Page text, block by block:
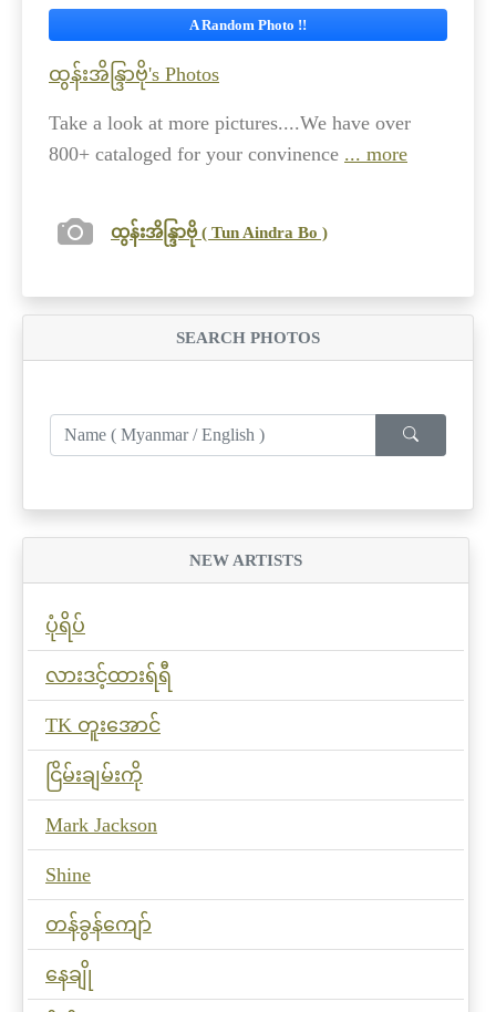
A Random Photo !!
ထွန်းအိန္ဒြာဗို's Photos
Take a look at more pictures....We have over
800+ cataloged for your convinence ... more
ထွန်းအိန္ဒြာဗို ( Tun Aindra Bo )
SEARCH PHOTOS
NEW ARTISTS
ပုံရိပ်
လားဒင့်ထားရ်ရီ
TK တူးအောင်
ငြိမ်းချမ်းကို
Mark Jackson
Shine
တန်ခွန်ကျော်
နေချို